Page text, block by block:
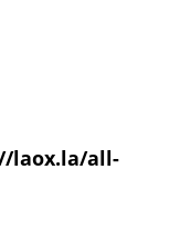
laox.la/all-